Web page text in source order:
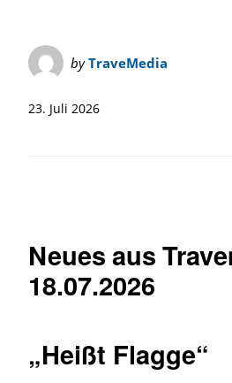
byTraveMedia
23. Juli 2026
Neues aus
18.07.2026
„Heißt Flagge“